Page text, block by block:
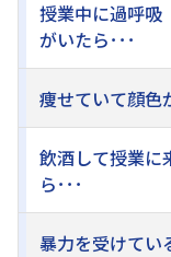
授業中に過呼吸
がいたら･･･
痩せていて顔色
飲酒して授業に
ら･･･
暴力を受けてい